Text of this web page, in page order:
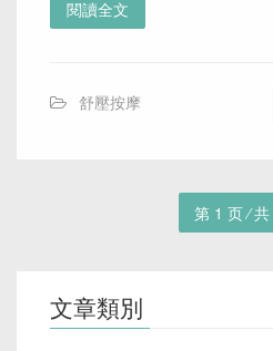
閱讀全文
舒壓按摩
第 1 页 ⁄
文章類別